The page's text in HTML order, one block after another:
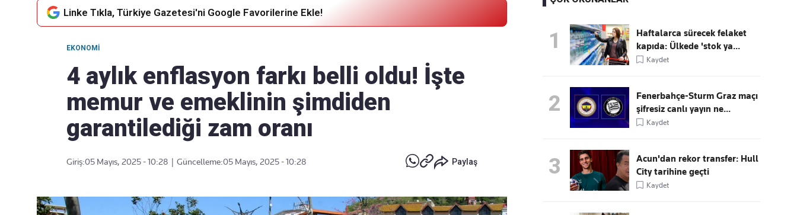
akışımıza ulaşın
Editör masamıza bilgi ve materyal
göndermek için tıklayın
Kaçırmayın
Ücretsiz üye olun, gündemi
Linke Tıkla, Türkiye Gazetesi'ni Google Favorilerine Ekle!
EKONOMI
4 aylık enflasyon farkı belli oldu! İşte
memur ve emeklinin şimdiden
garantilediği zam oranı
Giriş:05 Mayıs, 2025 - 10:28 Güncelleme:05 Mayıs, 2025 - 10:28 Paylaş
1
Haftalarca sürecek felaket
kapıda: Ülkede 'stok ya...
Kaydet
2
Fenerbahçe-Sturm Graz maçı
şifresiz canlı yayın ne...
Kaydet
3
Acun'dan rekor transfer: Hull
City tarihine geçti
Kaydet